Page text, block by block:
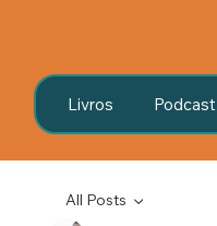
Livros Podcast
All Posts